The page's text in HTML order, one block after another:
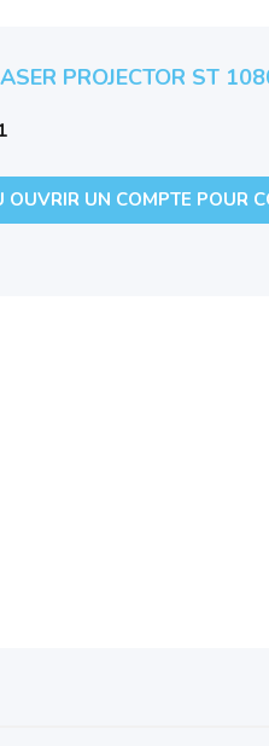
PROJECTOR ST
OUVRIR UN COMPTE POUR